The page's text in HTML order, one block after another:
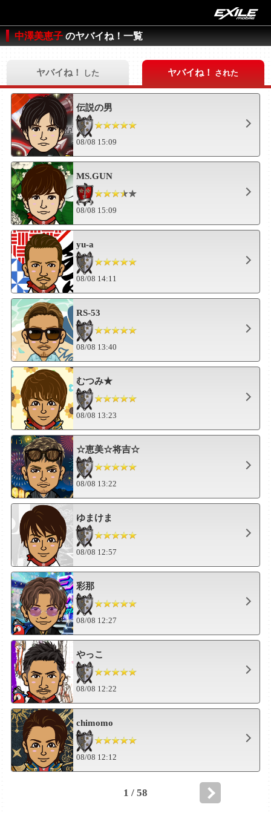
中澤美恵子 のヤバイね！一覧
ヤバイね！ した ヤバイね！ された
伝説の男
08/08 15:09
MS.GUN
08/08 15:09
yu-a
08/08 14:11
RS-53
08/08 13:40
むつみ★
08/08 13:23
☆恵美☆将吉☆
08/08 13:22
ゆまけま
08/08 12:57
彩那
08/08 12:27
やっこ
08/08 12:22
chimomo
08/08 12:12
1 / 58